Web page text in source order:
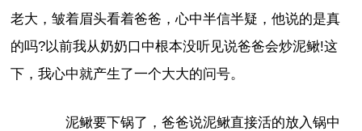
老大，皱着眉头看着爸爸，心中半信半疑，他说的是真
的吗?以前我从奶奶口中根本没听见说爸爸会炒泥鳅!这
下，我心中就产生了一个大大的问号。
泥鳅要下锅了，爸爸说泥鳅直接活的放入锅中